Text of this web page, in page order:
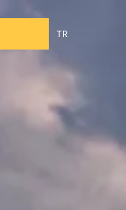
TR